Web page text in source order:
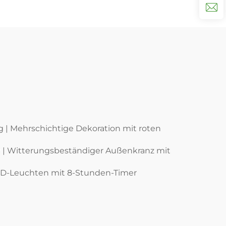
| Mehrschichtige Dekoration mit roten
Witterungsbeständiger Außenkranz mit
Leuchten mit 8-Stunden-Timer